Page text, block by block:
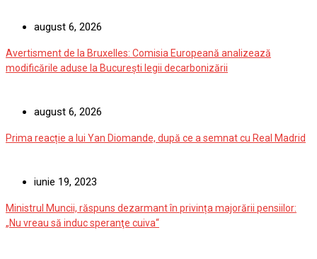
august 6, 2026
Avertisment de la Bruxelles: Comisia Europeană analizează
modificările aduse la București legii decarbonizării
august 6, 2026
Prima reacție a lui Yan Diomande, după ce a semnat cu Real Madrid
iunie 19, 2023
Ministrul Muncii, răspuns dezarmant în privința majorării pensiilor:
„Nu vreau să induc speranţe cuiva“